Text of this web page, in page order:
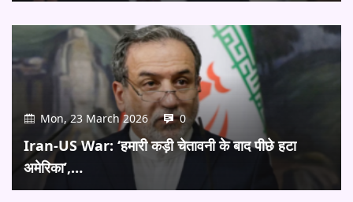
Mon, 23 March 2026 0
Iran-US War: ‘हमारी कड़ी चेतावनी के बाद पीछे हटा
अमेरिका’,…